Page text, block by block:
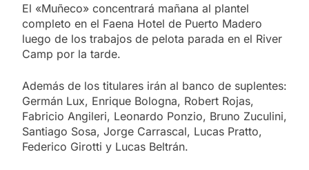
El «Muñeco» concentrará mañana al plantel
completo en el Faena Hotel de Puerto Madero
luego de los trabajos de pelota parada en el River
Camp por la tarde.
Además de los titulares irán al banco de suplentes:
Germán Lux, Enrique Bologna, Robert Rojas,
Fabricio Angileri, Leonardo Ponzio, Bruno Zuculini,
Santiago Sosa, Jorge Carrascal, Lucas Pratto,
Federico Girotti y Lucas Beltrán.